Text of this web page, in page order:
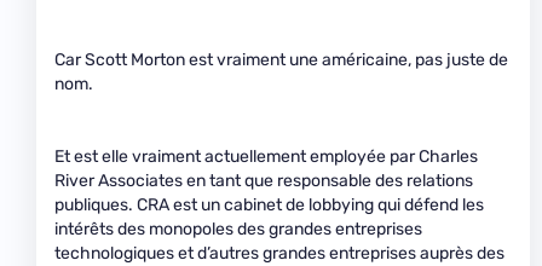
Car Scott Morton est vraiment une américaine, pas juste de
nom.
Et est elle vraiment actuellement employée par Charles
River Associates en tant que responsable des relations
publiques. CRA est un cabinet de lobbying qui défend les
intérêts des monopoles des grandes entreprises
technologiques et d’autres grandes entreprises auprès des